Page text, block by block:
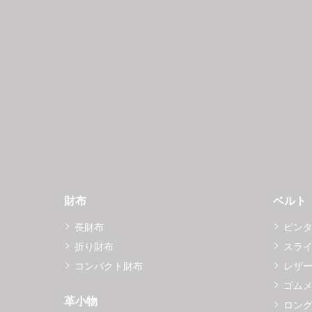
財布
長財布
折り財布
コンパクト財布
革小物
ベルト
ピン
スラ
レザ
ゴム
ロン